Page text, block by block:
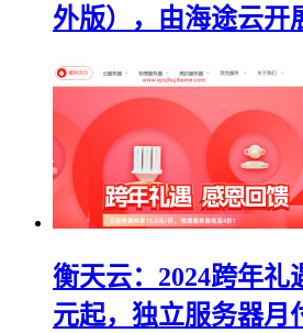
外版），由海途云开
衡天云：2024跨年礼
元起，独立服务器月